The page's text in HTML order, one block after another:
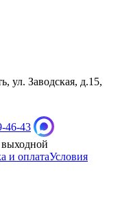
ул. Заводская, д.15,
46-43
и оплатаУсловия